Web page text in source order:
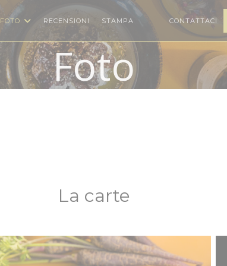
FOTO RECENSIONI STAMPA CONTATTACI
Foto
La carte